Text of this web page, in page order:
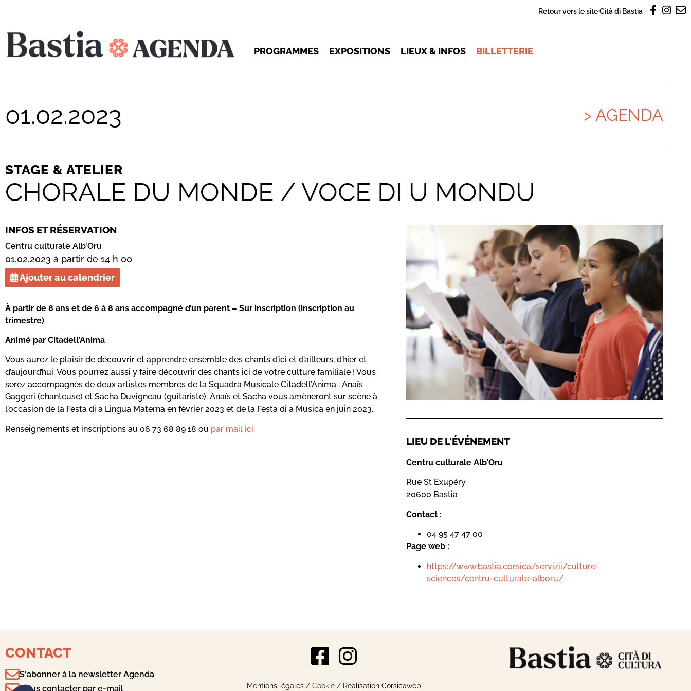
Axeptio consent
Plateforme de Gestion du Consentement : Personnalisez vos Options
Retour vers le site Cità di Bastia
PROGRAMMES EXPOSITIONS LIEUX & INFOS BILLETTERIE
01.02.2023 > AGENDA
STAGE & ATELIER
CHORALE DU MONDE / VOCE DI U MONDU
INFOS ET RÉSERVATION
Centru culturale Alb’Oru
01.02.2023 à partir de 14 h 00
Ajouter au calendrier
À partir de 8 ans et de 6 à 8 ans accompagné d’un parent – Sur inscription (inscription au
trimestre)
Animé par Citadell’Anima
Vous aurez le plaisir de découvrir et apprendre ensemble des chants d’ici et d’ailleurs, d’hier et
d’aujourd’hui. Vous pourrez aussi y faire découvrir des chants ici de votre culture familiale ! Vous
serez accompagnés de deux artistes membres de la Squadra Musicale Citadell’Anima : Anaïs
Gaggeri (chanteuse) et Sacha Duvigneau (guitariste). Anaïs et Sacha vous amèneront sur scène à
l’occasion de la Festa di a Lingua Materna en février 2023 et de la Festa di a Musica en juin 2023.
Renseignements et inscriptions au 06 73 68 89 18 ou par mail ici.
LIEU DE L'ÉVÉNEMENT
Centru culturale Alb’Oru
Rue St Exupéry
20600 Bastia
Contact :
04 95 47 47 00
Page web :
https://www.bastia.corsica/servizii/culture-
sciences/centru-culturale-alboru/
CONTACT
S'abonner à la newsletter Agenda
Nous contacter par e-mail
Mentions légales /Cookie / Réalisation Corsicaweb